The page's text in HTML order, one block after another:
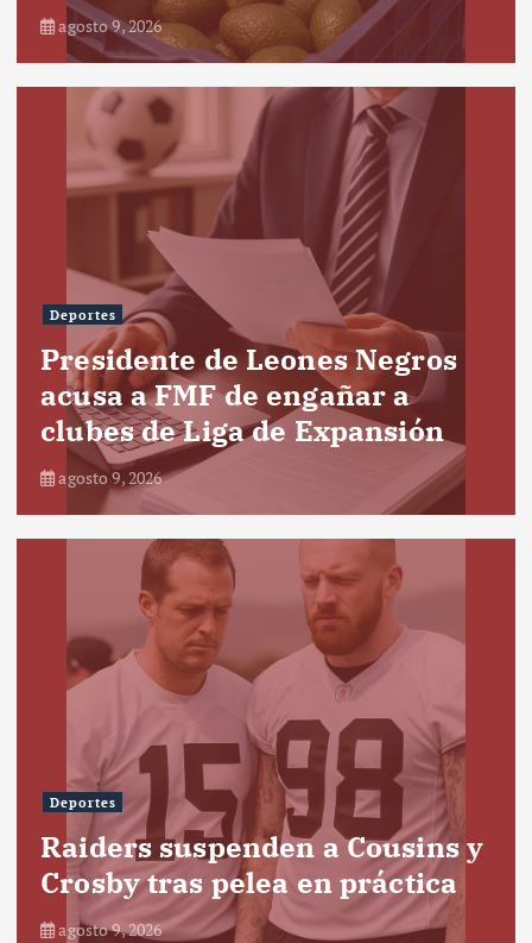
agosto 9, 2026
Deportes
Presidente de Leones Negros
acusa a FMF de engañar a
clubes de Liga de Expansión
agosto 9, 2026
Deportes
Raiders suspenden a Cousins y
Crosby tras pelea en práctica
agosto 9, 2026